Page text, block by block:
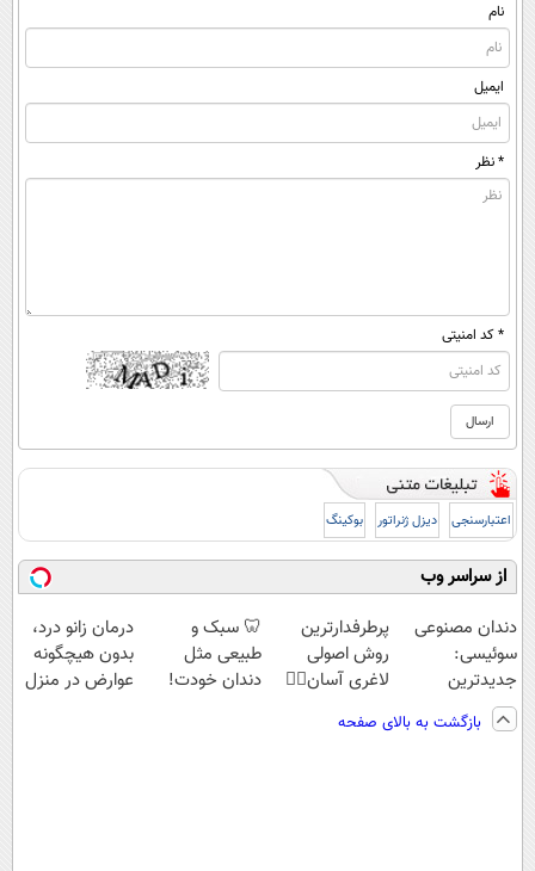
نام
ایمیل
* نظر
* کد امنیتی
اعتبارسنجی دیزل ژنراتور بوکینگ
از سراسر وب
دندان مصنوعی
سوئیسی:
جدیدترین
فناوری اروپا،
سبک و مقاوم |
پرطرفدارترین
روش اصولی
لاغری آسان👈🏻
گیاهی(تخفیف
🦷 سبک و
طبیعی مثل
دندان خودت!
درمان زانو درد،
بدون هیچگونه
عوارض در منزل
بازگشت به بالای صفحه